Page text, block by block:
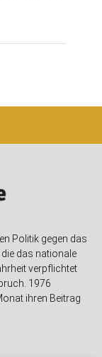
Politik gegen das
das nationale
verpflichtet
1976
ihren Beitrag